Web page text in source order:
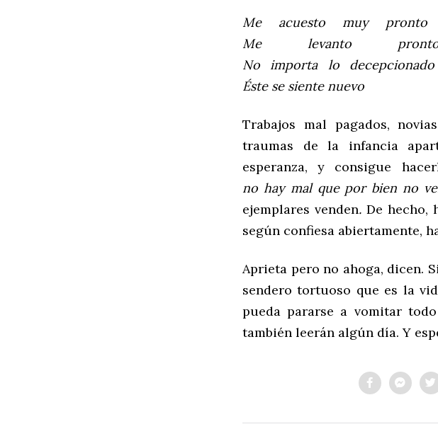
Me acuesto muy pronto
Melevanto
No importa lo decepcionado
Éste se siente nuevo
Trabajos mal pagados,
traumas de la infancia
esperanza, y consigue
no hay mal que por bien no
ejemplares venden. De hecho,
según confiesa abiertamente,
Aprieta pero no ahoga, dicen.
sendero tortuoso que es la
pueda pararse a vomitar
también leerán algún día. Y